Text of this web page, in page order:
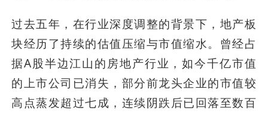
过去五年，在行业深度调整的背景下，地产板
块经历了持续的估值压缩与市值缩水。曾经占
据A股半边江山的房地产行业，如今千亿市值
的上市公司已消失，部分前龙头企业的市值较
高点蒸发超过七成，连续阴跌后已回落至数百